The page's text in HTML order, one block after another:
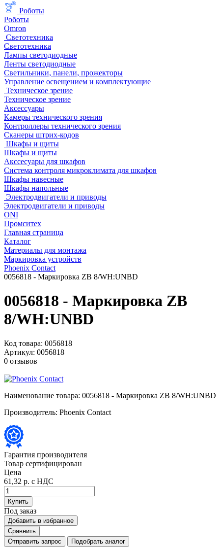
Роботы
Роботы
Omron
Светотехника
Светотехника
Лампы светодиодные
Ленты светодиодные
Светильники, панели, прожекторы
Управление освещением и комплектующие
Техническое зрение
Техническое зрение
Аксессуары
Камеры технического зрения
Контроллеры технического зрения
Сканеры штрих-кодов
Шкафы и щиты
Шкафы и щиты
Акссесуары для шкафов
Система контроля микроклимата для шкафов
Шкафы навесные
Шкафы напольные
Электродвигатели и приводы
Электродвигатели и приводы
ONI
Промситех
Главная страница
Каталог
Материалы для монтажа
Маркировка устройств
Phoenix Contact
0056818 - Маркировка ZB 8/WH:UNBD
0056818 - Маркировка ZB
8/WH:UNBD
Код товара: 0056818
Артикул: 0056818
0 отзывов
Наименование товара: 0056818 - Маркировка ZB 8/WH:UNBD
Производитель: Phoenix Contact
Гарантия производителя
Товар сертифицирован
Цена
61,32 р. с НДС
Купить
Под заказ
Добавить в избранное
Сравнить
Отправить запрос
Подобрать аналог